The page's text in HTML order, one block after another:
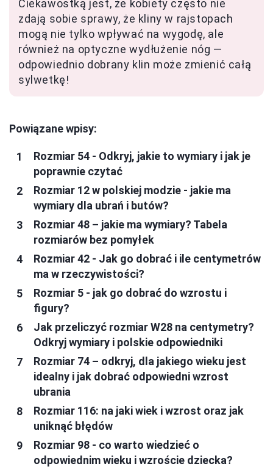
Ciekawostką jest, że kobiety często nie
zdają sobie sprawy, że kliny w rajstopach
mogą nie tylko wpływać na wygodę, ale
również na optyczne wydłużenie nóg —
odpowiednio dobrany klin może zmienić całą
sylwetkę!
Powiązane wpisy:
Rozmiar 54 - Odkryj, jakie to wymiary i jak je
poprawnie czytać
Rozmiar 12 w polskiej modzie - jakie ma
wymiary dla ubrań i butów?
Rozmiar 48 – jakie ma wymiary? Tabela
rozmiarów bez pomyłek
Rozmiar 42 - Jak go dobrać i ile centymetrów
ma w rzeczywistości?
Rozmiar 5 - jak go dobrać do wzrostu i
figury?
Jak przeliczyć rozmiar W28 na centymetry?
Odkryj wymiary i polskie odpowiedniki
Rozmiar 74 – odkryj, dla jakiego wieku jest
idealny i jak dobrać odpowiedni wzrost
ubrania
Rozmiar 116: na jaki wiek i wzrost oraz jak
uniknąć błędów
Rozmiar 98 - co warto wiedzieć o
odpowiednim wieku i wzroście dziecka?